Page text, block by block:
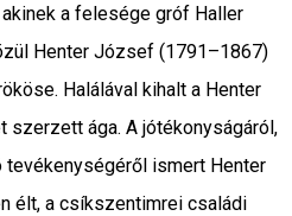
a felesége gróf Haller
Henter József (1791–1867)
Halálával kihalt a Henter
szerzett ága. A jótékonyságáról,
ismert Henter
élt, a csíkszentimrei családi